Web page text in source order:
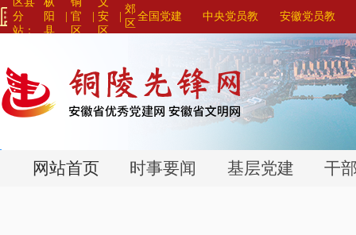
分
站：
阳
县
官
区
|安
区
|
郊
区
全国党建 中央党员教
育系列平台>
>
安徽党员教
育系列平台>
>
网站首页 时事要闻 基层党建 干